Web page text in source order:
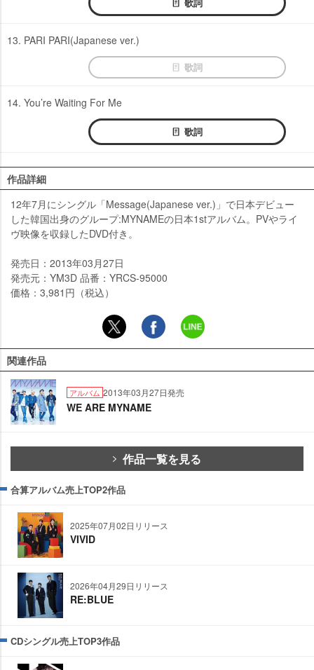
歌詞
13. PARI PARI(Japanese ver.)
歌詞
14. You’re Waiting For Me
歌詞
作品詳細
12年7月にシングル「Message(Japanese ver.)」で日本デビュー
した韓国出身のグループ:MYNAMEの日本1stアルバム。PVやライ
ヴ映像を収録したDVD付き。
発売日：2013年03月27日
発売元：YM3D 品番：YRCS-95000
価格：3,981円（税込）
関連作品
アルバム 2013年03月27日発売
WE ARE MYNAME
作品一覧を見る
合算アルバム売上TOP2作品
2025年07月02日リリース
VIVID
2026年04月29日リリース
RE:BLUE
CDシングル売上TOP3作品